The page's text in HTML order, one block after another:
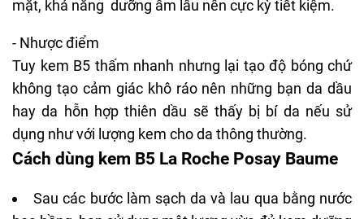
mặt, khả năng dưỡng ẩm lâu nên cực kỳ tiết kiệm.
- Nhược điểm
Tuy kem B5 thấm nhanh nhưng lại tạo độ bóng chứ
không tạo cảm giác khô ráo nên những bạn da dầu
hay da hỗn hợp thiên dầu sẽ thấy bị bí da nếu sử
dụng như với lượng kem cho da thông thường.
Cách dùng kem B5 La Roche Posay Baume
Sau các bước làm sạch da và lau qua bằng nước